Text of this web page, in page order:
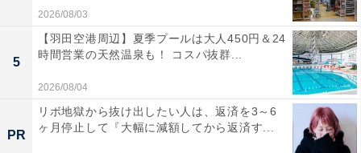
2026/08/03
5
【羽田空港周辺】夏季プールは大人450円＆24
時間営業の天然温泉も！ コスパ抜群...
2026/08/04
PR
リボ地獄から抜け出したい人は、返済を3～6
ヶ月停止して『大幅に減額してから返済す...